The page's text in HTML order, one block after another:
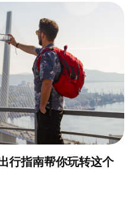
行指南帮你玩转这个